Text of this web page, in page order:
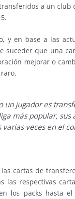
a un club
y en base a las
suceder que una
mejorar o
un jugador es
más popular, sus
varias veces en el
cartas de
las respectivas
los packs hasta